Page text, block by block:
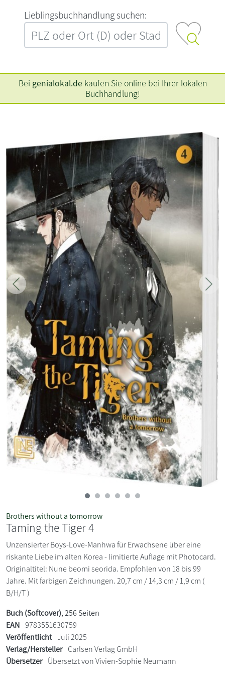
L‍i‍e‍b‍l‍i‍n‍g‍s‍b‍u‍c‍h‍h‍a‍n‍d‍l‍u‍n‍g‍ ‍s‍u‍c‍h‍e‍n‍:‍
Bei genialokal.de kaufen Sie online bei Ihrer lokalen
Buchhandlung!
Zurück
Brothers without a tomorrow
Taming the Tiger 4
Unzensierter Boys-Love-Manhwa für Erwachsene über eine
riskante Liebe im alten Korea - limitierte Auflage mit Photocard.
Originaltitel: Nune beomi seorida. Empfohlen von 18 bis 99
Jahre. Mit farbigen Zeichnungen. 20,7 cm / 14,3 cm / 1,9 cm (
B/H/T )
Buch (Softcover), 256 Seiten
EAN 9783551630759
Veröffentlicht Juli 2025
Verlag/Hersteller Carlsen Verlag GmbH
Übersetzer Übersetzt von Vivien-Sophie Neumann